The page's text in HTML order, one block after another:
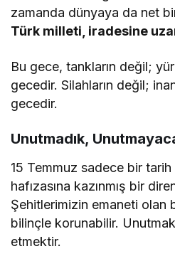
zamanda dünyaya da net
Türk milleti, iradesine
Bu gece, tankların değil;
gecedir. Silahların değil;
gecedir.
Unutmadık,
15 Temmuz sadece bir
hafızasına kazınmış bir
Şehitlerimizin emaneti olan
bilinçle korunabilir.
etmektir.